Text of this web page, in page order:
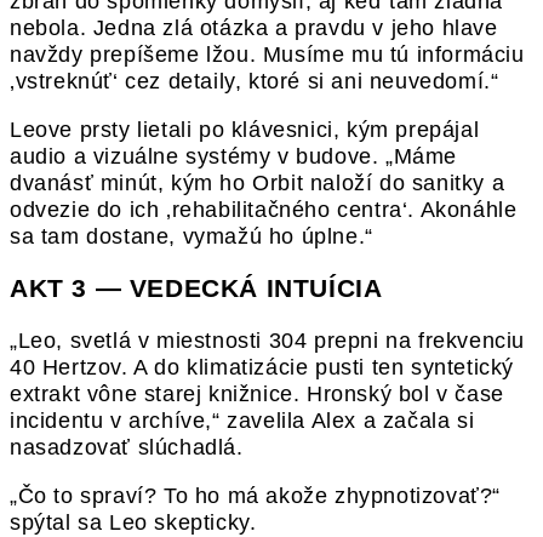
nebola. Jedna zlá otázka a pravdu v jeho hlave
navždy prepíšeme lžou. Musíme mu tú informáciu
‚vstreknúť‘ cez detaily, ktoré si ani neuvedomí.“
Leove prsty lietali po klávesnici, kým prepájal
audio a vizuálne systémy v budove. „Máme
dvanásť minút, kým ho Orbit naloží do sanitky a
odvezie do ich ‚rehabilitačného centra‘. Akonáhle
sa tam dostane, vymažú ho úplne.“
AKT 3 — VEDECKÁ INTUÍCIA
„Leo, svetlá v miestnosti 304 prepni na frekvenciu
40 Hertzov. A do klimatizácie pusti ten syntetický
extrakt vône starej knižnice. Hronský bol v čase
incidentu v archíve,“ zavelila Alex a začala si
nasadzovať slúchadlá.
„Čo to spraví? To ho má akože zhypnotizovať?“
spýtal sa Leo skepticky.